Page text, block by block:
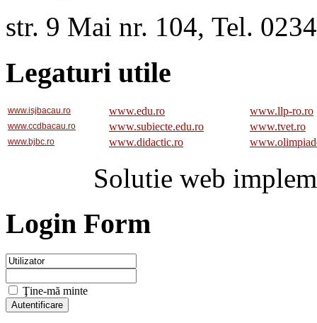
str. 9 Mai nr. 104, Tel.
Legaturi utile
www.isjbacau.ro www.edu.ro www.llp-ro.ro
www.ccdbacau.ro www.subiecte.edu.ro www.tvet.ro
www.bjbc.ro www.didactic.ro
Solutie web
Login Form
Ţine-mă minte